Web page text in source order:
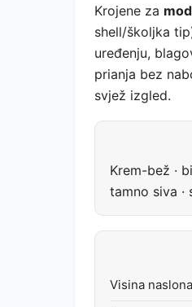
Krojene za
shell/školjka
uređenju,
prianja bez
svjež izgled.
Krem-bež ·
tamno siva ·
Visina naslona